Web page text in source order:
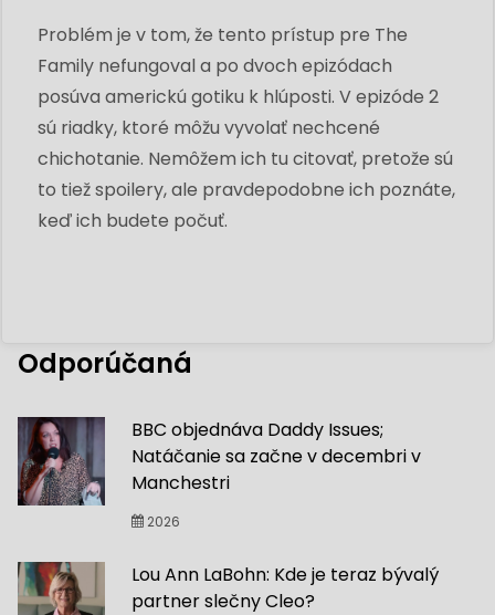
Problém je v tom, že tento prístup pre The
Family nefungoval a po dvoch epizódach
posúva americkú gotiku k hlúposti. V epizóde 2
sú riadky, ktoré môžu vyvolať nechcené
chichotanie. Nemôžem ich tu citovať, pretože sú
to tiež spoilery, ale pravdepodobne ich poznáte,
keď ich budete počuť.
Odporúčaná
BBC objednáva Daddy Issues;
Natáčanie sa začne v decembri v
Manchestri
2026
Lou Ann LaBohn: Kde je teraz bývalý
partner slečny Cleo?